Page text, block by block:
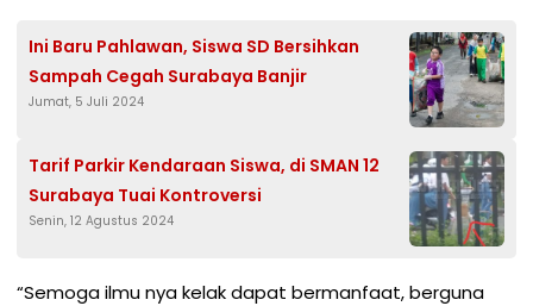
Ini Baru Pahlawan, Siswa SD Bersihkan
Sampah Cegah Surabaya Banjir
Jumat, 5 Juli 2024
Tarif Parkir Kendaraan Siswa, di SMAN 12
Surabaya Tuai Kontroversi
Senin, 12 Agustus 2024
“Semoga ilmu nya kelak dapat bermanfaat, berguna